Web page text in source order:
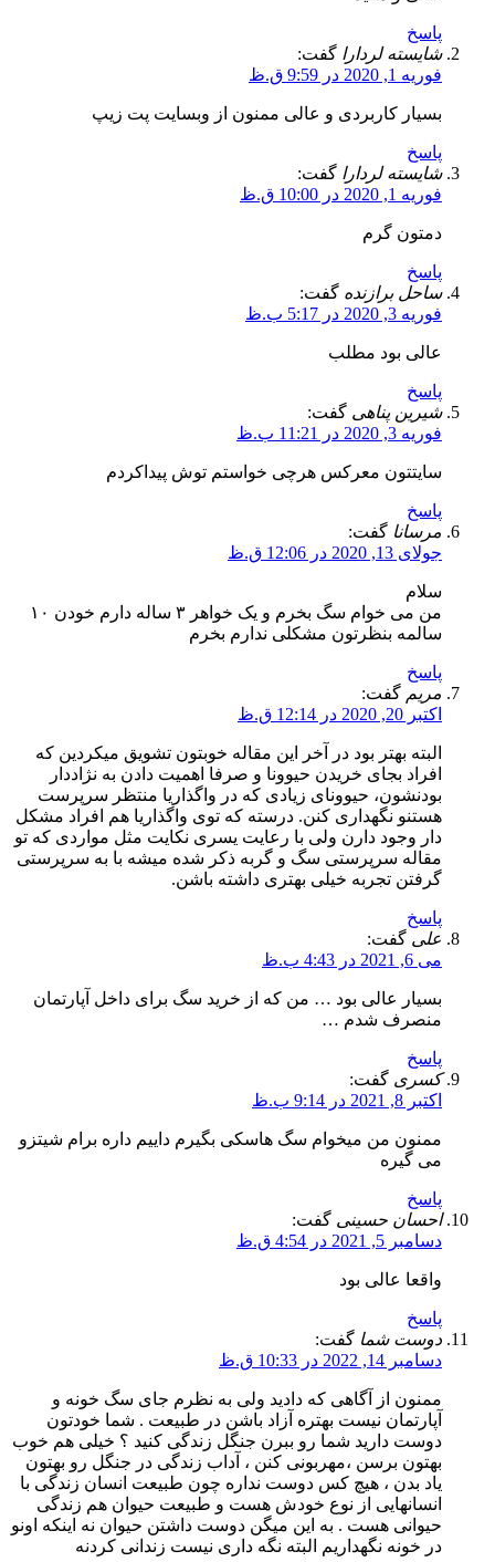
پاسخ
شایسته لردارا گفت:
فوریه 1, 2020 در 9:59 ق.ظ
بسیار کاربردی و عالی ممنون از وبسایت پت زیپ
پاسخ
شایسته لردارا گفت:
فوریه 1, 2020 در 10:00 ق.ظ
دمتون گرم
پاسخ
ساحل برازنده گفت:
فوریه 3, 2020 در 5:17 ب.ظ
عالی بود مطلب
پاسخ
شیرین پناهی گفت:
فوریه 3, 2020 در 11:21 ب.ظ
سایتتون معرکس هرچی خواستم توش پیداکردم
پاسخ
مرسانا گفت:
جولای 13, 2020 در 12:06 ق.ظ
سلام
من می خوام سگ بخرم و یک خواهر ۳ ساله دارم خودن ۱۰
سالمه بنظرتون مشکلی ندارم بخرم
پاسخ
مریم گفت:
اکتبر 20, 2020 در 12:14 ق.ظ
البته بهتر بود در آخر این مقاله خوبتون تشویق میکردین که
افراد بجای خریدن حیوونا و صرفا اهمیت دادن به نژاددار
بودنشون، حیوونای زیادی که در واگذاریا منتظر سرپرست
هستنو نگهداری کنن. درسته که توی واگذاریا هم افراد مشکل
دار وجود دارن ولی با رعایت یسری نکایت مثل مواردی که تو
مقاله سرپرستی سگ و گربه ذکر شده میشه با به سرپرستی
گرفتن تجربه خیلی بهتری داشته باشن.
پاسخ
علی گفت:
می 6, 2021 در 4:43 ب.ظ
بسیار عالی بود … من که از خرید سگ برای داخل آپارتمان
منصرف شدم …
پاسخ
کسری گفت:
اکتبر 8, 2021 در 9:14 ب.ظ
ممنون من میخوام سگ هاسکی بگیرم داییم داره برام شیتزو
می گیره
پاسخ
احسان حسینی گفت:
دسامبر 5, 2021 در 4:54 ق.ظ
واقعا عالی بود
پاسخ
دوست شما گفت:
دسامبر 14, 2022 در 10:33 ق.ظ
ممنون از آگاهی که دادید ولی به نظرم جای سگ خونه و
آپارتمان نیست بهتره آزاد باشن در طبیعت . شما خودتون
دوست دارید شما رو ببرن جنگل زندگی کنید ؟ خیلی هم خوب
بهتون برسن ،مهربونی کنن ، آداب زندگی در جنگل رو بهتون
یاد بدن ، هیچ کس دوست نداره چون طبیعت انسان زندگی با
انسانهایی از نوع خودش هست و طبیعت حیوان هم زندگی
حیوانی هست . به این میگن دوست داشتن حیوان نه اینکه اونو
در خونه نگهداریم البته نگه داری نیست زندانی کردنه